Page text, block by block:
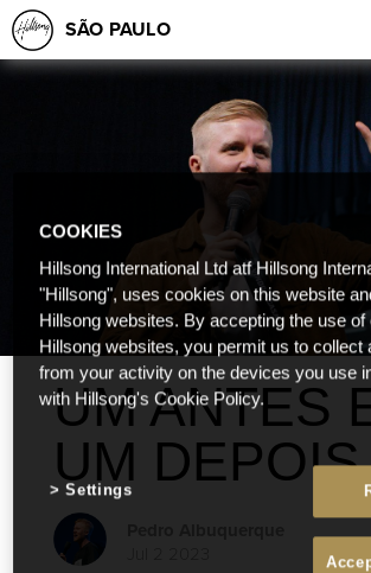
SÃO PAULO
UM ANTES
UM DEPOIS
COOKIES
Hillsong International Ltd atf Hillsong
"Hillsong", uses cookies on this website
Hillsong websites. By accepting the use of
Hillsong websites, you permit us to collect
from your activity on the devices you use
with Hillsong's Cookie Policy.
Settings